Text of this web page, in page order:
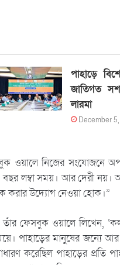
পাহাড়ে
জাতিগত
লারমা
December
ওয়ালে নিজের সংযোজনে
লম্বা সময়। আর দেরী নয়।
করার উদ্যোগ নেওয়া হোক।”
ফেসবুক ওয়ালে লিখেন,
পাহাড়ের মানুষের জন্যে আর
করেছিল পাহাড়ের প্রতি